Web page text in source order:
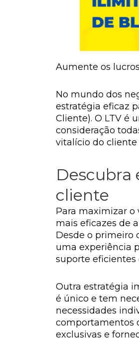
Aumente os
No mundo dos
estratégia eficaz
Cliente). O LTV é
consideração
vitalício do cliente
Descubra
cliente
Para maximizar o
mais eficazes de
Desde o primeiro
uma experiência
suporte
Outra estratégia
é único e tem
necessidades
comportamentos
exclusivas e